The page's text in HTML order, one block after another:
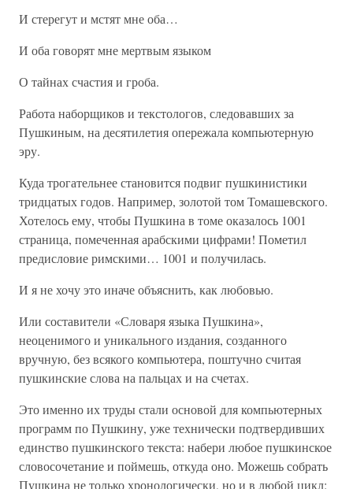
И стерегут и мстят мне оба…
И оба говорят мне мертвым языком
О тайнах счастия и гроба.
Работа наборщиков и текстологов, следовавших за
Пушкиным, на десятилетия опережала компьютерную
эру.
Куда трогательнее становится подвиг пушкинистики
тридцатых годов. Например, золотой том Томашевского.
Хотелось ему, чтобы Пушкина в томе оказалось 1001
страница, помеченная арабскими цифрами! Пометил
предисловие римскими… 1001 и получилась.
И я не хочу это иначе объяснить, как любовью.
Или составители «Словаря языка Пушкина»,
неоценимого и уникального издания, созданного
вручную, без всякого компьютера, поштучно считая
пушкинские слова на пальцах и на счетах.
Это именно их труды стали основой для компьютерных
программ по Пушкину, уже технически подтвердивших
единство пушкинского текста: набери любое пушкинское
словосочетание и поймешь, откуда оно. Можешь собрать
Пушкина не только хронологически, но и в любой цикл: